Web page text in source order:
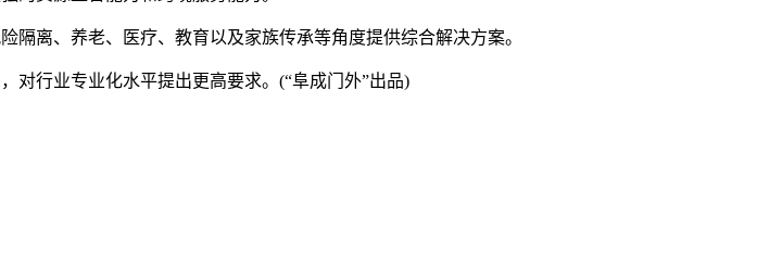
离、养老、医疗、教育以及家族传承等角度提供综合解决方案。
对行业专业化水平提出更高要求。(“阜成门外”出品)